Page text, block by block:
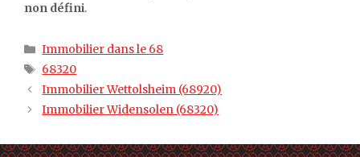
non défini.
Catégories
Immobilier dans le 68
Étiquettes
68320
Immobilier Wettolsheim (68920)
Immobilier Widensolen (68320)